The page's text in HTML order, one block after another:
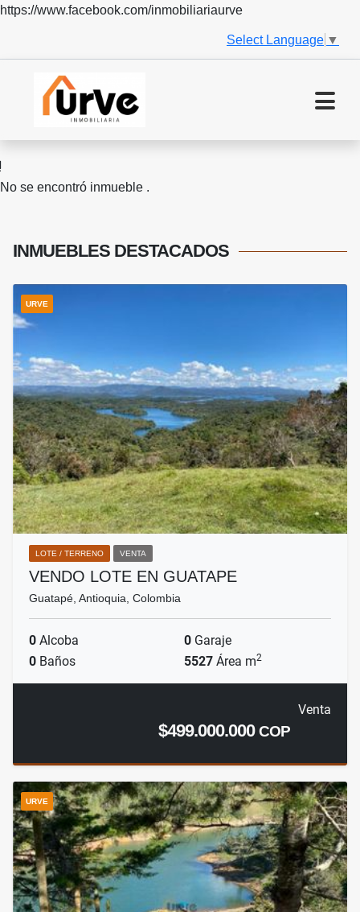
https://www.facebook.com/inmobiliariaurve
Select Language ▼
No se encontró inmueble .
INMUEBLES DESTACADOS
URVE
LOTE / TERRENO VENTA
VENDO LOTE EN GUATAPE
Guatapé, Antioquia, Colombia
0 Alcoba 0 Garaje
0 Baños 5527 Área m2
Venta
$499.000.000COP
URVE